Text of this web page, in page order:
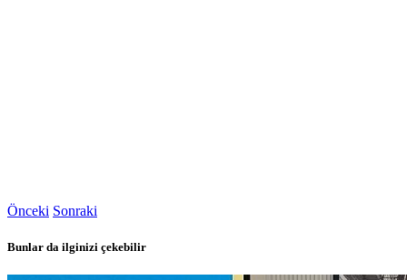
Önceki Sonraki
Bunlar da ilginizi çekebilir